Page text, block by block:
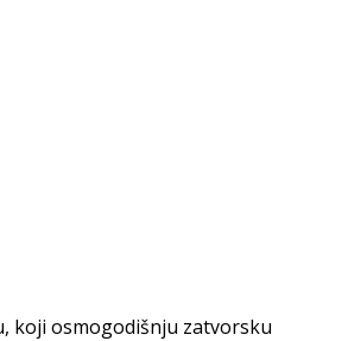
koji osmogodišnju zatvorsku